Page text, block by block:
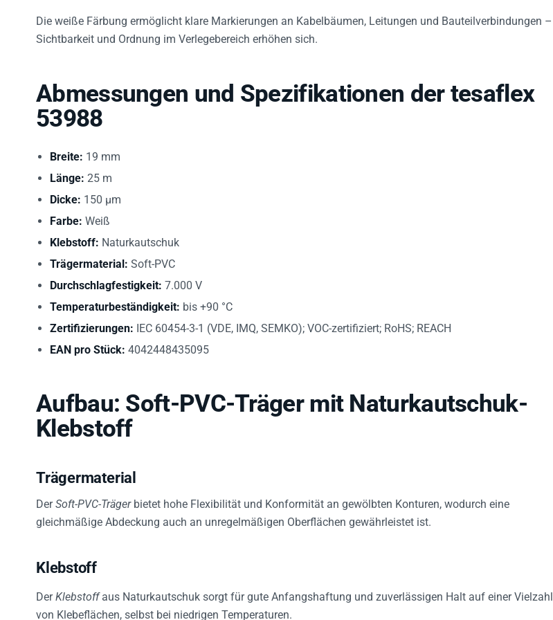
Die weiße Färbung ermöglicht klare Markierungen an Kabelbäumen, Leitungen und Bauteilverbindungen –
Sichtbarkeit und Ordnung im Verlegebereich erhöhen sich.
Abmessungen und Spezifikationen der tesaflex
53988
Breite: 19 mm
Länge: 25 m
Dicke: 150 µm
Farbe: Weiß
Klebstoff: Naturkautschuk
Trägermaterial: Soft-PVC
Durchschlagfestigkeit: 7.000 V
Temperaturbeständigkeit: bis +90 °C
Zertifizierungen: IEC 60454-3-1 (VDE, IMQ, SEMKO); VOC-zertifiziert; RoHS; REACH
EAN pro Stück: 4042448435095
Aufbau: Soft-PVC-Träger mit Naturkautschuk-
Klebstoff
Trägermaterial
Der Soft-PVC-Trägerbietet hohe Flexibilität und Konformität an gewölbten Konturen, wodurch eine
gleichmäßige Abdeckung auch an unregelmäßigen Oberflächen gewährleistet ist.
Klebstoff
Der Klebstoffaus Naturkautschuk sorgt für gute Anfangshaftung und zuverlässigen Halt auf einer Vielzahl
von Klebeflächen, selbst bei niedrigen Temperaturen.